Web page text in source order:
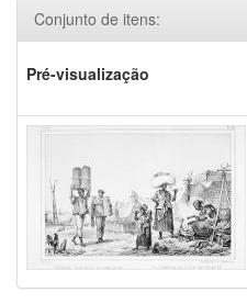
Conjunto de itens:
Pré-visualização